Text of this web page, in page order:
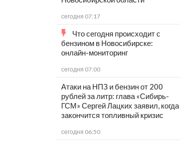
сегодня 07:17
Что сегодня происходит с
бензином в Новосибирске:
онлайн-мониторинг
сегодня 07:00
Атаки на НПЗ и бензин от 200
рублей за литр: глава «Сибирь-
ГСМ» Сергей Лацких заявил, когда
закончится топливный кризис
сегодня 06:50